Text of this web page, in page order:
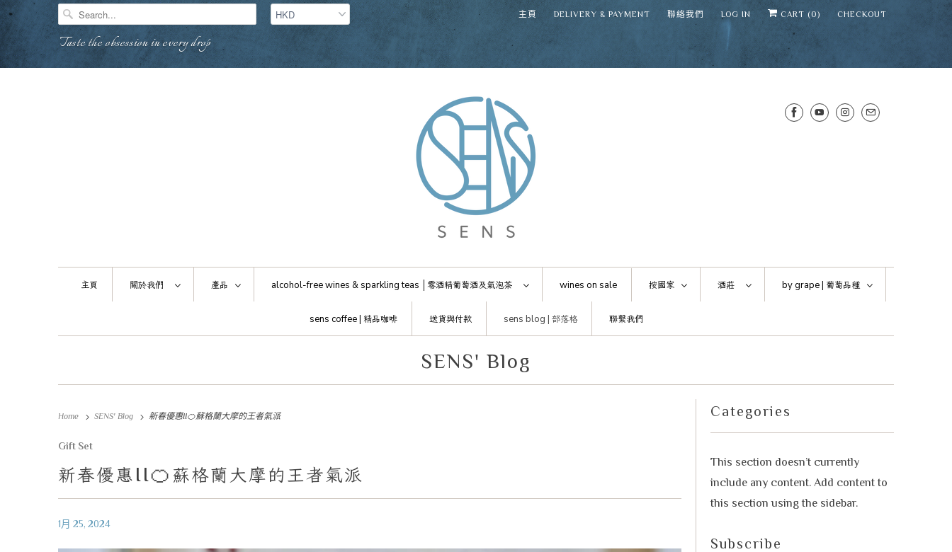
Taste the obsession in every drop
主頁 DELIVERY & PAYMENT 聯絡我們 LOG IN CART (0) CHECKOUT
主頁 關於我們 產品 alcohol-free wines & sparkling teas │ 零酒精葡萄酒及氣泡茶 wines on sale 按國家 酒莊 by grape | 葡萄品種
sens coffee | 精品咖啡 送貨與付款 sens blog | 部落格 聯繫我們
SENS' Blog
Home SENS' Blog 新春優惠II🍊蘇格蘭大摩的王者氣派
Gift Set
新春優惠II🍊蘇格蘭大摩的王者氣派
1月 25, 2024
Categories
This section doesn’t currently
include any content. Add content to
this section using the sidebar.
Subscribe
Mirai
celebrating, or in the mood for, and I'll